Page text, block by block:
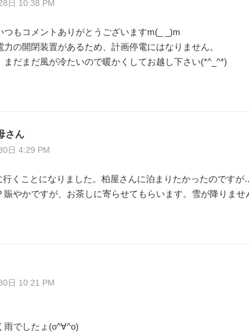
日 10:38 PM
つもコメントありがとうございますm(_ _)m
の開閉装置があるため、計画停電にはなりません。
まだまだ風が冷たいので暖かくしてお越し下さい(*^_^*)
さん
日 4:29 PM
行くことになりました。柏屋さんに泊まりたかったのです
賑やかですが、お茶しに寄らせてもらいます。雪が降りませ
日 10:21 PM
雨でしたょ(o^∀^o)